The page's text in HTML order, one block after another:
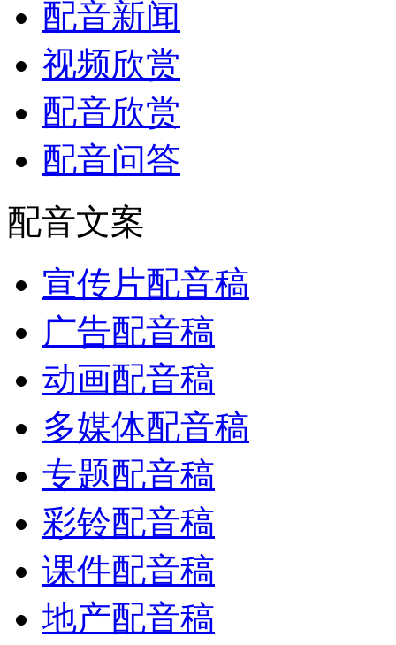
配音新闻
视频欣赏
配音欣赏
配音问答
配音文案
宣传片配音稿
广告配音稿
动画配音稿
多媒体配音稿
专题配音稿
彩铃配音稿
课件配音稿
地产配音稿